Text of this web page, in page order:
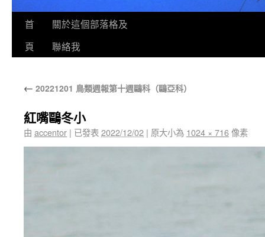
首
頁
關於這個部落格及
聯絡我
← 20221201 鳥類週報第十週鷗科（鷗亞科）
紅嘴鷗冬小
由 accentor | 已發表2022/12/02 | 原大小為 1024 × 716像素